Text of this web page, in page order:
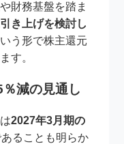
財務基盤を踏ま
き上げを検討し
う形で株主還元
す。
減の見通し
2027年3月期の
あることも明らか